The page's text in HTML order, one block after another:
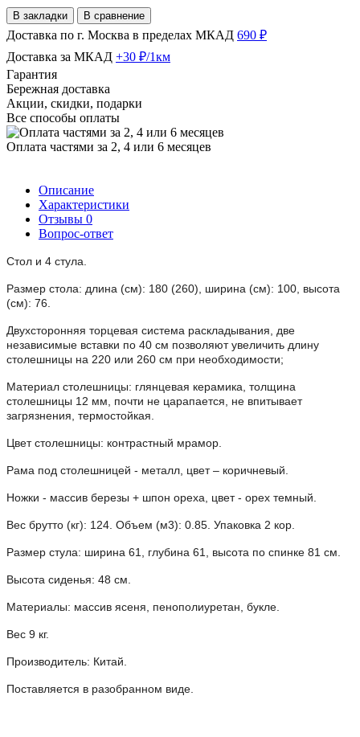
В закладки В сравнение
Доставка по г. Москва в пределах МКАД 690 ₽
Доставка за МКАД +30 ₽/1км
Гарантия
Бережная доставка
Акции, скидки, подарки
Все способы оплаты
Оплата частями за 2, 4 или 6 месяцев
Описание
Характеристики
Отзывы 0
Вопрос-ответ
Стол и 4 стула.
Размер стола: длина (см): 180 (260), ширина (см): 100, высота
(см): 76.
Двухсторонняя торцевая система раскладывания, две
независимые вставки по 40 см позволяют увеличить длину
столешницы на 220 или 260 см при необходимости;
Материал столешницы: глянцевая керамика, толщина
столешницы 12 мм, почти не царапается, не впитывает
загрязнения, термостойкая
Цвет столешницы: контрастный мрамор.
Рама под столешницей - металл, цвет – коричневый.
Ножки - массив березы + шпон ореха, цвет - орех темный.
Вес брутто (кг): 124. Объем (м3): 0.85. Упаковка 2 кор.
Размер стула: ширина 61, глубина 61, высота по спинке 81 см.
Высота сиденья: 48 см.
Материалы: массив ясеня, пенополиуретан, букле.
Вес 9 кг.
Производитель: Китай.
Поставляется в разобранном виде.